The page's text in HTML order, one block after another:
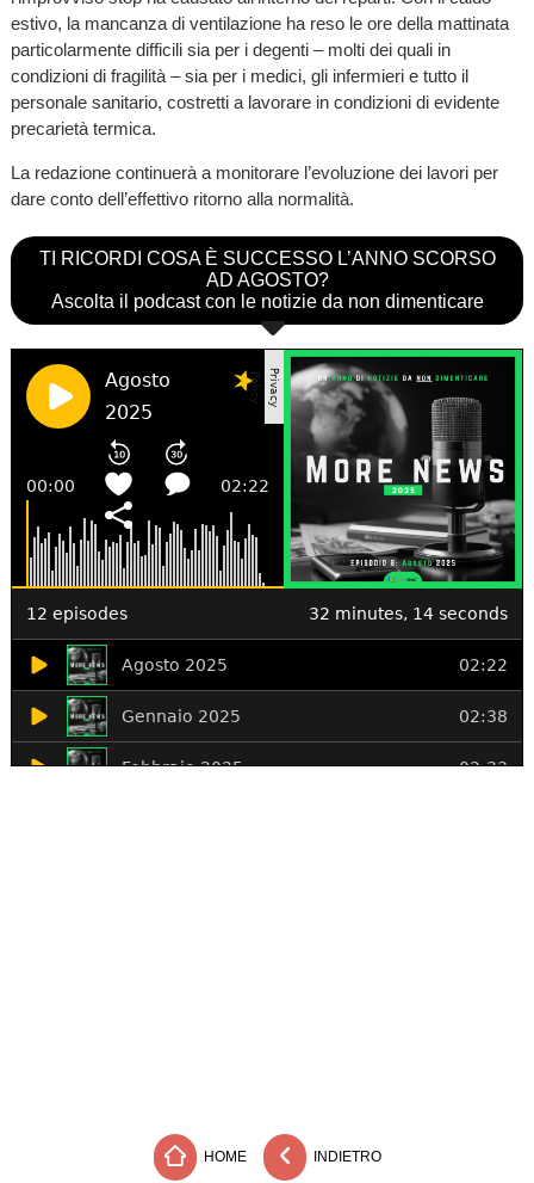
estivo, la mancanza di ventilazione ha reso le ore della mattinata
particolarmente difficili sia per i degenti – molti dei quali in
condizioni di fragilità – sia per i medici, gli infermieri e tutto il
personale sanitario, costretti a lavorare in condizioni di evidente
precarietà termica.
La redazione continuerà a monitorare l’evoluzione dei lavori per
dare conto dell’effettivo ritorno alla normalità.
TI RICORDI COSA È SUCCESSO L’ANNO SCORSO
AD AGOSTO?
Ascolta il podcast con le notizie da non dimenticare
HOME INDIETRO